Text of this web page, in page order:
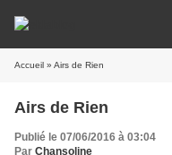
Accueil » Airs de Rien
Airs de Rien
Publié le 07/06/2016 à 03:04
Par Chansoline